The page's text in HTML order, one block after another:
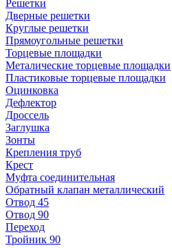
Решетки
Дверные решетки
Круглые решетки
Прямоугольные решетки
Торцевые площадки
Металические торцевые площадки
Пластиковые торцевые площадки
Оцинковка
Дефлектор
Дроссель
Заглушка
Зонты
Крепления труб
Крест
Муфта соединительная
Обратный клапан металлический
Отвод 45
Отвод 90
Переход
Тройник 90